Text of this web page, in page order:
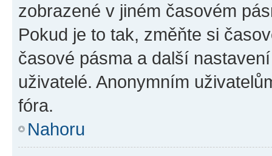
zobrazené v jiném časovém
Pokud je to tak, změňte si
časové pásma a další
uživatelé. Anonymním
fóra.
Nahoru